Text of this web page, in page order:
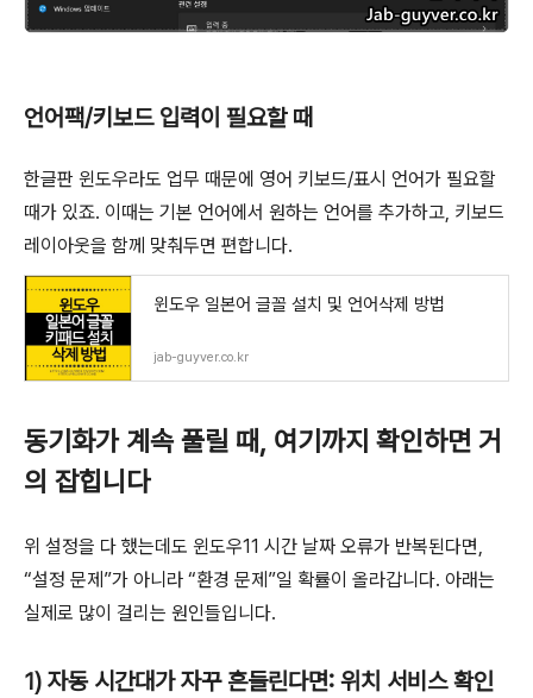
언어팩/키보드 입력이 필요할 때
한글판 윈도우라도 업무 때문에 영어 키보드/표시 언어가 필요할
때가 있죠. 이때는 기본 언어에서 원하는 언어를 추가하고, 키보드
레이아웃을 함께 맞춰두면 편합니다.
윈도우 일본어 글꼴 설치 및 언어삭제 방법
jab-guyver.co.kr
동기화가 계속 풀릴 때, 여기까지 확인하면 거
의 잡힙니다
위 설정을 다 했는데도 윈도우11 시간 날짜 오류가 반복된다면,
“설정 문제”가 아니라 “환경 문제”일 확률이 올라갑니다. 아래는
실제로 많이 걸리는 원인들입니다.
1) 자동 시간대가 자꾸 흔들린다면: 위치 서비스 확인